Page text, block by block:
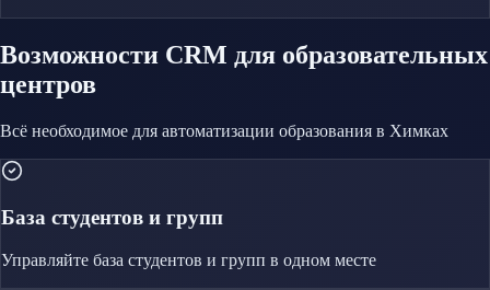
Возможности CRM для образовательных
центров
Всё необходимое для автоматизации образования в Химках
База студентов и групп
Управляйте база студентов и групп в одном месте